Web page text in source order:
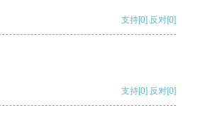
支持[0] 反对[0]
支持[0] 反对[0]